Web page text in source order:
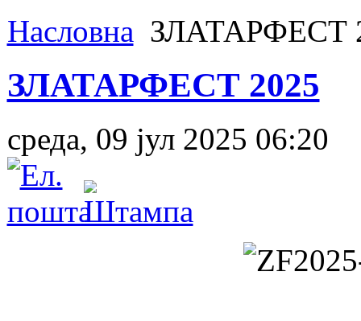
Насловна ЗЛАТАРФЕСТ
ЗЛАТАРФЕСТ 2025
среда, 09 јул 2025 06:20